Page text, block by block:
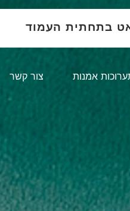
בתחתית העמוד
צור קשר אמנות